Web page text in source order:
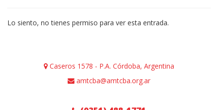
Lo siento, no tienes permiso para ver esta entrada.
Caseros 1578 - P.A. Córdoba, Argentina
amtcba@amtcba.org.ar